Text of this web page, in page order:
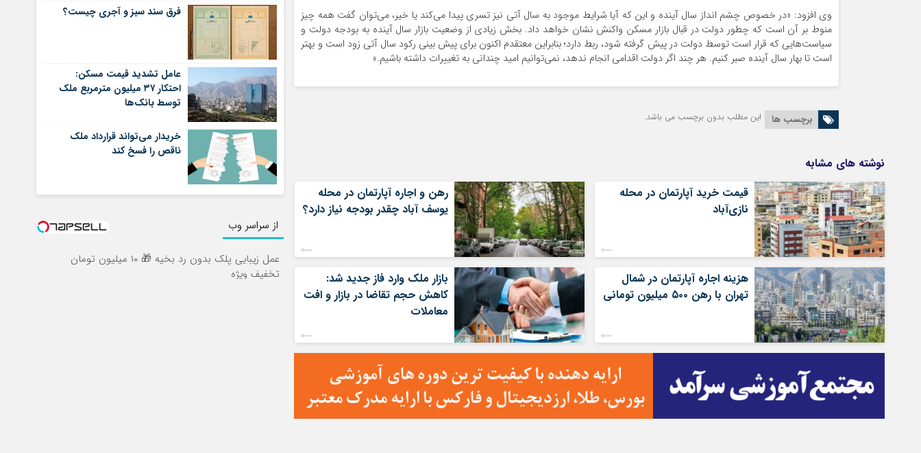
وی افزود: «در خصوص چشم انداز سال آینده و این که آیا شرایط موجود به سال آتی نیز تسری پیدا می‌کند یا خیر، می‌توان گفت همه چیز
منوط بر آن است که چطور دولت در قبال بازار مسکن واکنش نشان خواهد داد. بخش زیادی از وضعیت بازار سال آینده به بودجه دولت و
سیاست‌هایی که قرار است توسط دولت در پیش گرفته شود، ربط دارد؛ بنابراین معتقدم اکنون برای پیش بینی رکود سال آتی زود است و بهتر
است تا بهار سال آینده صبر کنیم. هر چند اگر دولت اقدامی انجام ندهد، نمی‌توانیم امید چندانی به تغییرات داشته باشیم.»
برچسب ها این مطلب بدون برچسب می باشد.
نوشته های مشابه
قیمت خرید آپارتمان در محله
نازی‌آباد
رهن و اجاره آپارتمان در محله
یوسف آباد چقدر بودجه نیاز دارد؟
هزینه اجاره آپارتمان در شمال
تهران با رهن ۵۰۰ میلیون تومانی
بازار ملک وارد فاز جدید شد:
کاهش حجم تقاضا در بازار و افت
معاملات
فرق سند سبز و آجری چیست؟
عامل تشدید قیمت مسکن:
احتکار ۳۷ میلیون مترمربع ملک
توسط بانک‌ها
خریدار می‌تواند قرارداد ملک
ناقص را فسخ کند
از سراسر وب
عمل زیبایی پلک بدون رد بخیه 🎁 ۱۰ میلیون تومان
تخفیف ویژه